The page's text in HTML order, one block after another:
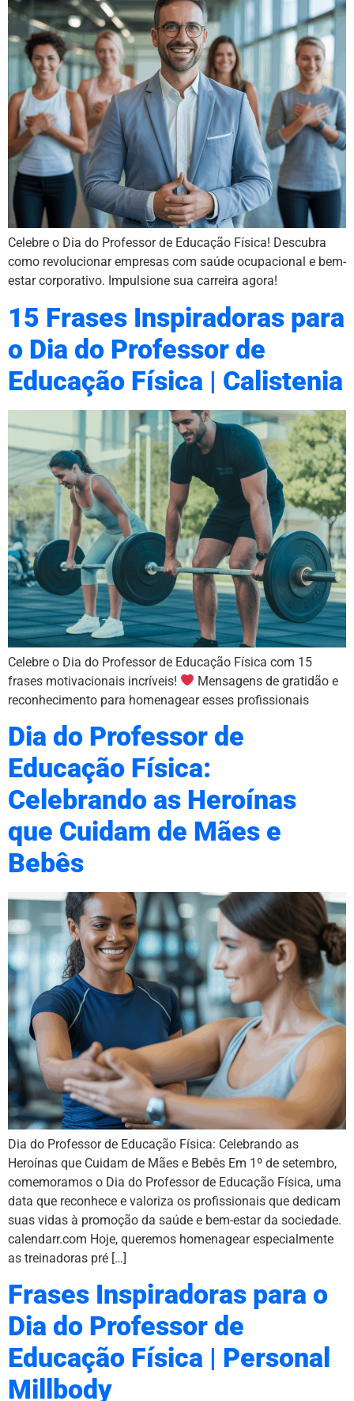
Celebre o Dia do Professor de Educação Física! Descubra
como revolucionar empresas com saúde ocupacional e bem-
estar corporativo. Impulsione sua carreira agora!
15 Frases Inspiradoras para
o Dia do Professor de
Educação Física | Calistenia
Celebre o Dia do Professor de Educação Física com 15
frases motivacionais incríveis!
Mensagens de gratidão e
reconhecimento para homenagear esses profissionais
Dia do Professor de
Educação Física:
Celebrando as Heroínas
que Cuidam de Mães e
Bebês
Dia do Professor de Educação Física: Celebrando as
Heroínas que Cuidam de Mães e Bebês Em 1º de setembro,
comemoramos o Dia do Professor de Educação Física, uma
data que reconhece e valoriza os profissionais que dedicam
suas vidas à promoção da saúde e bem-estar da sociedade.
calendarr.com Hoje, queremos homenagear especialmente
as treinadoras pré […]
Frases Inspiradoras para o
Dia do Professor de
Educação Física | Personal
Millbody